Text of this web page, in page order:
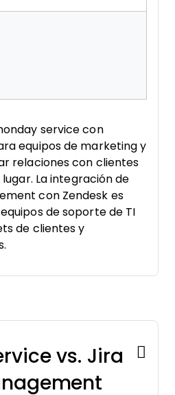
service con
equipos de marketing y
relaciones con clientes
La integración de
con Zendesk es
de soporte de TI
de clientes y
vs. Jira